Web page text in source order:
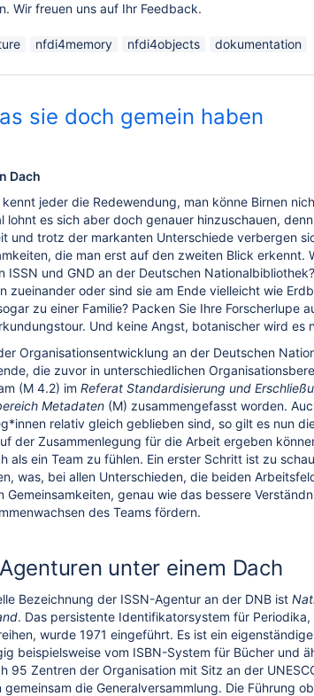
Wir freuen uns auf Ihr Feedback.
nfdi4memory nfdi4objects dokumentation
sie doch gemein haben
Dach
kennt jeder die Redewendung, man könne Birnen
lohnt es sich aber doch genauer hinzuschauen,
und trotz der markanten Unterschiede verbergen
die man erst auf den zweiten Blick erkennt.
ISSN und GND an der Deutschen
zueinander oder sind sie am Ende vielleicht wie
zu einer Familie? Packen Sie Ihre Forscherlupe
Und keine Angst, botanischer wird es
Organisationsentwicklung an der Deutschen
die zuvor in unterschiedlichen
(M 4.2) im Referat Standardisierung und
Metadaten (M) zusammengefasst worden.
relativ gleich geblieben sind, so gilt es nun
der Zusammenlegung für die Arbeit ergeben
als ein Team zu fühlen. Ein erster Schritt ist zu
was, bei allen Unterschieden, die beiden
Gemeinsamkeiten, genau wie das bessere
des Teams fördern.
unter einem Dach
Bezeichnung der ISSN-Agentur an der DNB ist
. Das persistente Identifikatorsystem für
wurde 1971 eingeführt. Es ist ein
beispielsweise vom ISBN-System für Bücher und
95 Zentren der Organisation mit Sitz an der
gemeinsam die Generalversammlung. Die Führung